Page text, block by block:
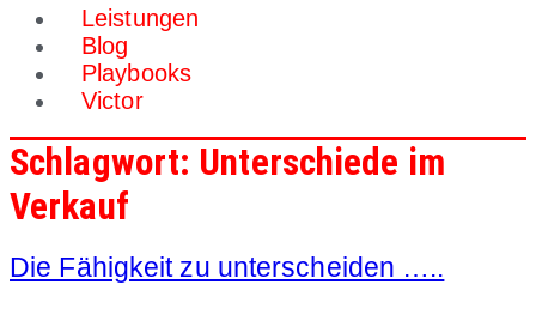
Leistungen
Blog
Playbooks
Victor
Schlagwort: Unterschiede im
Verkauf
Die Fähigkeit zu unterscheiden …..